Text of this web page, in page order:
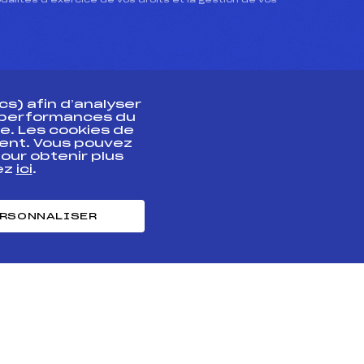
professionnel
afin d’analyser
du
Les cookies de
Vous pouvez
obtenir plus
ici.